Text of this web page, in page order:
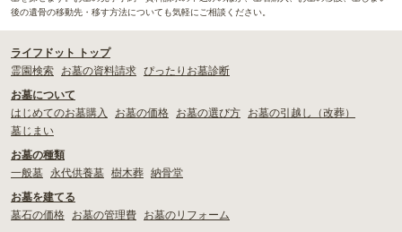
後の遺骨の移動先・移す方法についても気軽にご相談ください。
ライフドット トップ
霊園検索
お墓の資料請求 ぴったりお墓診断
お墓について
はじめてのお墓購入
お墓の価格 お墓の選び方
お墓の引越し（改葬）
墓じまい
お墓の種類
一般墓
永代供養墓 樹木葬 納骨堂
お墓を建てる
墓石の価格
お墓の管理費
お墓のリフォーム